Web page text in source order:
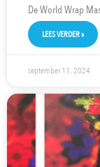
De World Wrap
LEES VERDER »
september 11, 2024